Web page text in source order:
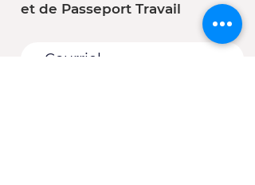
et de Passeport Travail